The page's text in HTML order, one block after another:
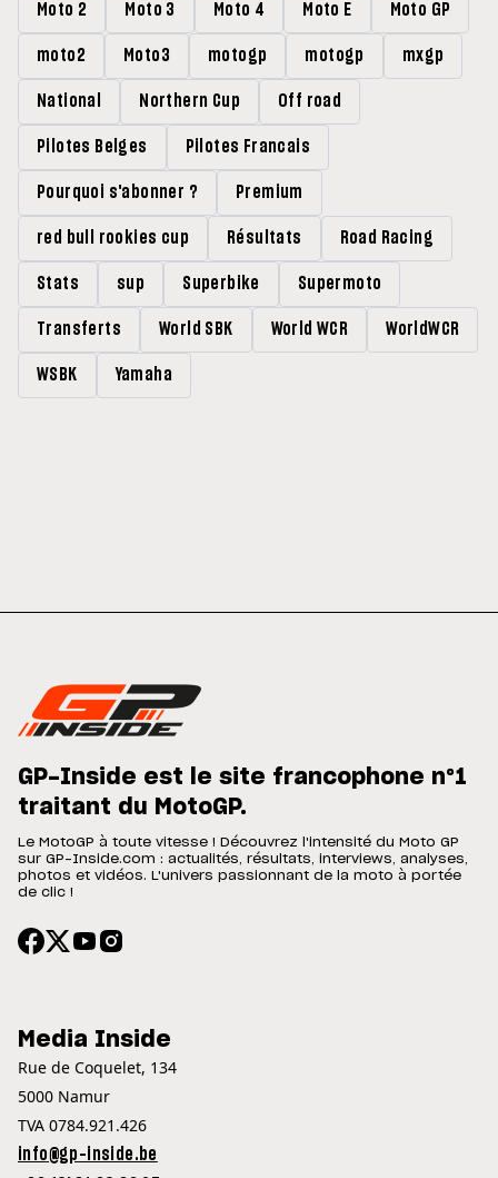
Moto 2 Moto 3 Moto 4 Moto E Moto GP
moto2 Moto3 motogp motogp mxgp
National Northern Cup Off road
Pilotes Belges Pilotes Francais
Pourquoi s'abonner ? Premium
red bull rookies cup Résultats Road Racing
Stats sup Superbike Supermoto
Transferts World SBK World WCR WorldWCR
WSBK Yamaha
GP-Inside est le site francophone n°1
traitant du MotoGP.
Le MotoGP à toute vitesse ! Découvrez l'intensité du Moto GP
sur GP-Inside.com : actualités, résultats, interviews, analyses,
photos et vidéos. L'univers passionnant de la moto à portée
de clic !
Media Inside
Rue de Coquelet, 134
5000 Namur
TVA 0784.921.426
info@gp-inside.be